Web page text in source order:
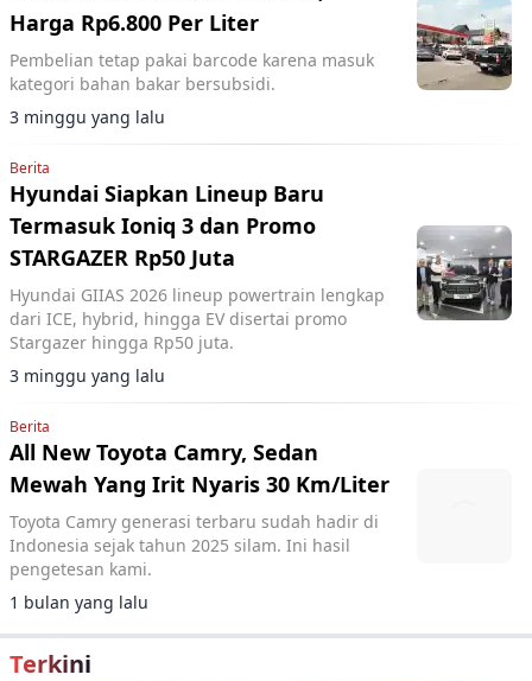
Harga Rp6.800 Per Liter
Pembelian tetap pakai barcode karena masuk
kategori bahan bakar bersubsidi.
3 minggu yang lalu
Berita
Hyundai Siapkan Lineup Baru
Termasuk Ioniq 3 dan Promo
STARGAZER Rp50 Juta
Hyundai GIIAS 2026 lineup powertrain lengkap
dari ICE, hybrid, hingga EV disertai promo
Stargazer hingga Rp50 juta.
3 minggu yang lalu
Berita
All New Toyota Camry, Sedan
Mewah Yang Irit Nyaris 30 Km/Liter
Toyota Camry generasi terbaru sudah hadir di
Indonesia sejak tahun 2025 silam. Ini hasil
pengetesan kami.
1 bulan yang lalu
Terkini